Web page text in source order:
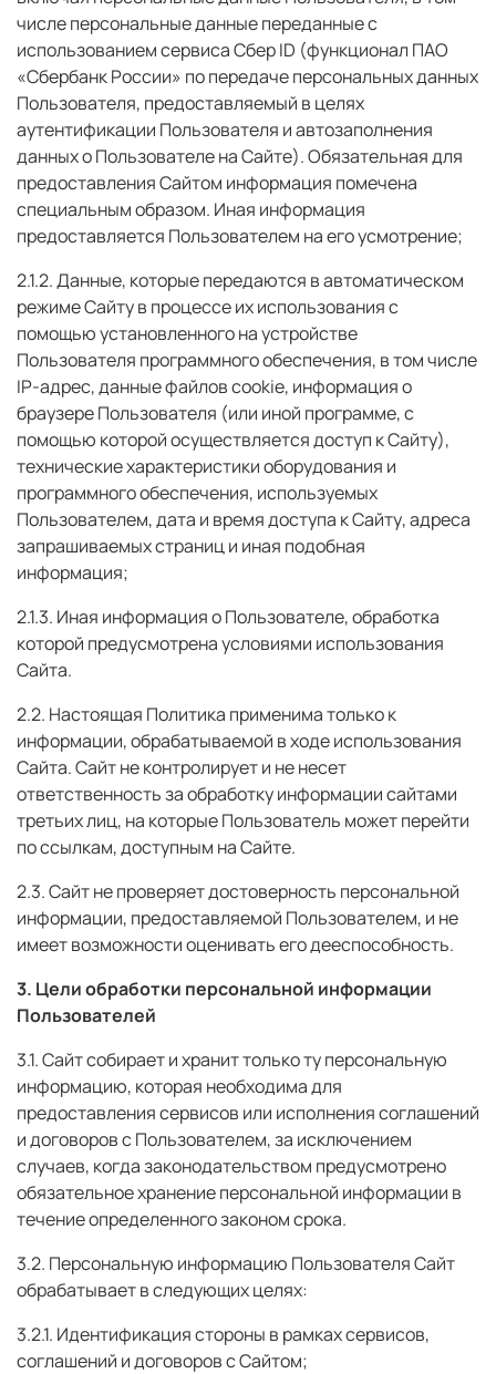
числе персональные данные переданные с
использованием сервиса Сбер ID (функционал ПАО
«Сбербанк России» по передаче персональных данных
Пользователя, предоставляемый в целях
аутентификации Пользователя и автозаполнения
данных о Пользователе на Сайте). Обязательная для
предоставления Сайтом информация помечена
специальным образом. Иная информация
предоставляется Пользователем на его усмотрение;
2.1.2. Данные, которые передаются в автоматическом
режиме Сайту в процессе их использования с
помощью установленного на устройстве
Пользователя программного обеспечения, в том числе
IP-адрес, данные файлов cookie, информация о
браузере Пользователя (или иной программе, с
помощью которой осуществляется доступ к Сайту),
технические характеристики оборудования и
программного обеспечения, используемых
Пользователем, дата и время доступа к Сайту, адреса
запрашиваемых страниц и иная подобная
информация;
2.1.3. Иная информация о Пользователе, обработка
которой предусмотрена условиями использования
Сайта.
2.2. Настоящая Политика применима только к
информации, обрабатываемой в ходе использования
Сайта. Сайт не контролирует и не несет
ответственность за обработку информации сайтами
третьих лиц, на которые Пользователь может перейти
по ссылкам, доступным на Сайте.
2.3. Сайт не проверяет достоверность персональной
информации, предоставляемой Пользователем, и не
имеет возможности оценивать его дееспособность.
3. Цели обработки персональной информации
Пользователей
3.1. Сайт собирает и хранит только ту персональную
информацию, которая необходима для
предоставления сервисов или исполнения соглашений
и договоров с Пользователем, за исключением
случаев, когда законодательством предусмотрено
обязательное хранение персональной информации в
течение определенного законом срока.
3.2. Персональную информацию Пользователя Сайт
обрабатывает в следующих целях:
3.2.1. Идентификация стороны в рамках сервисов,
соглашений и договоров с Сайтом;